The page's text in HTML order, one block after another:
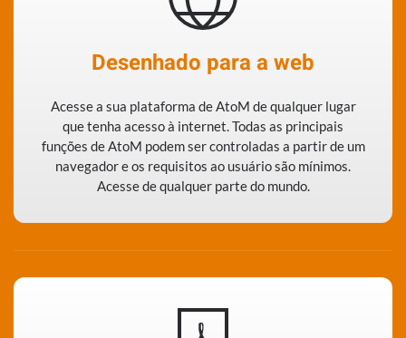
Desenhado para a web
Acesse a sua plataforma de AtoM de qualquer lugar
que tenha acesso à internet. Todas as principais
funções de AtoM podem ser controladas a partir de um
navegador e os requisitos ao usuário são mínimos.
Acesse de qualquer parte do mundo.